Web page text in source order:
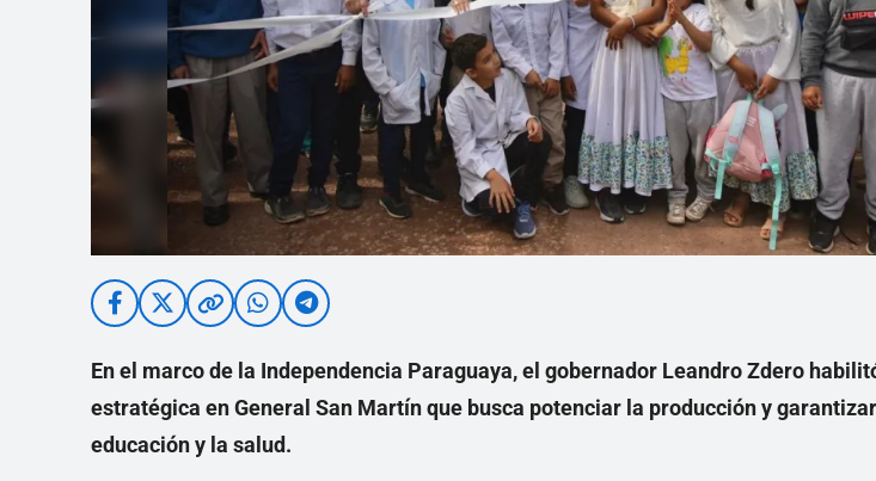
En el marco de la Independencia Paraguaya, el gobernador Leandro Zdero
estratégica en General San Martín que busca potenciar la producción y
educación y la salud.